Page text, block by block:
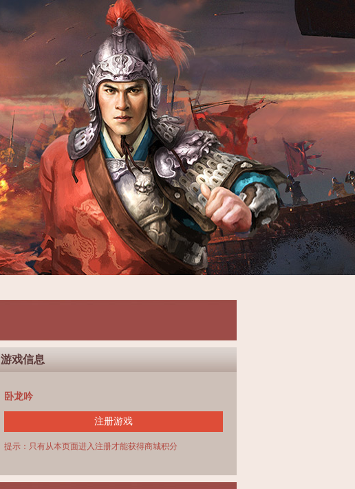
游戏信息
卧龙吟
注册游戏
提示：只有从本页面进入注册才能获得商城积分